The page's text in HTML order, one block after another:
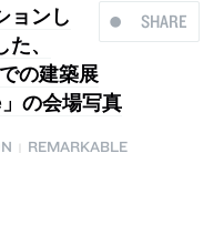
SHARE
ョンし
、
の建築展
の会場写真
REMARKABLE